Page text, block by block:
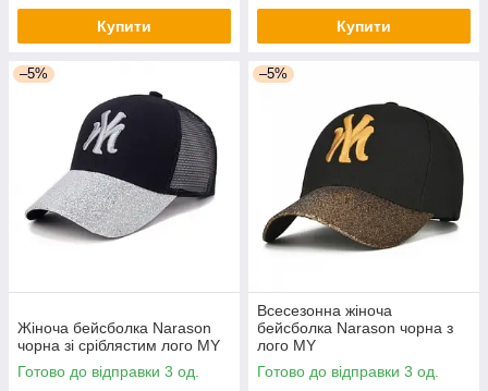
Купити Купити
–5%
Жіноча бейсболка Narason
чорна зі сріблястим лого MY
Готово до відправки 3 од.
–5%
Всесезонна жіноча
бейсболка Narason чорна з
лого MY
Готово до відправки 3 од.